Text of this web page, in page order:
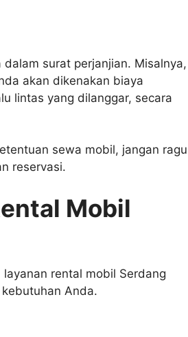
surat perjanjian. Misalnya,
akan dikenakan biaya
lintas yang dilanggar, secara
sewa mobil, jangan ragu
reservasi.
Mobil
rental mobil Serdang
Anda.